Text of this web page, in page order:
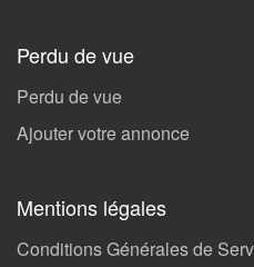
Perdu de vue
Perdu de vue
Ajouter votre annonce
Mentions légales
Conditions Générales de